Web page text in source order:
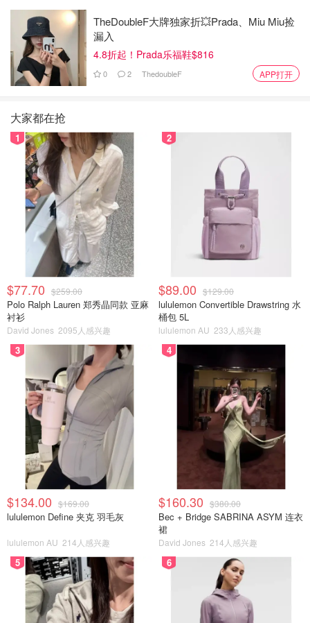
TheDoubleF大牌独家折💥Prada、Miu Miu捡
漏入
4.8折起！Prada乐福鞋$816
0 2 ThedoubleF APP打开
大家都在抢
1
$77.70 $259.00
Polo Ralph Lauren 郑秀晶同款 亚麻
衬衫
David Jones 2095人感兴趣
2
$89.00 $129.00
lululemon Convertible Drawstring 水
桶包 5L
lululemon AU 233人感兴趣
3
$134.00 $169.00
lululemon Define 夹克 羽毛灰
lululemon AU 214人感兴趣
4
$160.30 $380.00
Bec + Bridge SABRINA ASYM 连衣
裙
David Jones 214人感兴趣
5 6